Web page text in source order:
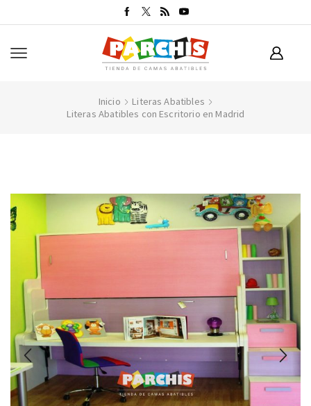
Inicio
Literas Abatibles
Literas Abatibles con Escritorio en Madrid